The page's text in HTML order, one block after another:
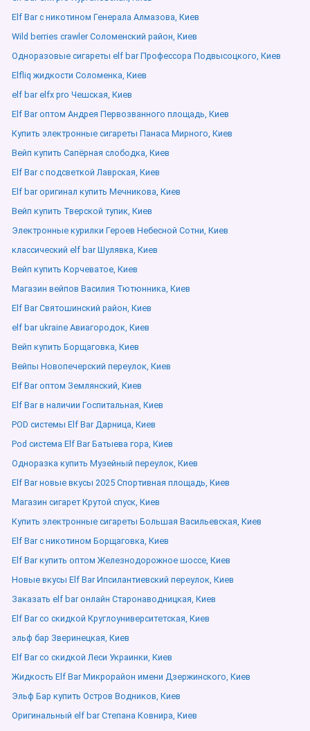
Elf Bar с никотином Генерала Алмазова, Киев
Wild berries crawler Соломенский район, Киев
Одноразовые сигареты elf bar Профессора Подвысоцкого, Киев
Elfliq жидкости Соломенка, Киев
elf bar elfx pro Чешская, Киев
Elf Bar оптом Андрея Первозванного площадь, Киев
Купить электронные сигареты Панаса Мирного, Киев
Вейп купить Сапёрная слободка, Киев
Elf Bar с подсветкой Лаврская, Киев
Elf bar оригинал купить Мечникова, Киев
Вейп купить Тверской тупик, Киев
Электронные курилки Героев Небесной Сотни, Киев
классический elf bar Шулявка, Киев
Вейп купить Корчеватое, Киев
Магазин вейпов Василия Тютюнника, Киев
Elf Bar Святошинский район, Киев
elf bar ukraine Авиагородок, Киев
Вейп купить Борщаговка, Киев
Вейпы Новопечерский переулок, Киев
Elf Bar оптом Землянский, Киев
Elf Bar в наличии Госпитальная, Киев
POD системы Elf Bar Дарница, Киев
Pod система Elf Bar Батыева гора, Киев
Одноразка купить Музейный переулок, Киев
Elf Bar новые вкусы 2025 Спортивная площадь, Киев
Магазин сигарет Крутой спуск, Киев
Купить электронные сигареты Большая Васильевская, Киев
Elf Bar с никотином Борщаговка, Киев
Elf Bar купить оптом Железнодорожное шоссе, Киев
Новые вкусы Elf Bar Ипсилантиевский переулок, Киев
Заказать elf bar онлайн Старонаводницкая, Киев
Elf Bar со скидкой Круглоуниверситетская, Киев
эльф бар Зверинецкая, Киев
Elf Bar со скидкой Леси Украинки, Киев
Жидкость Elf Bar Микрорайон имени Дзержинского, Киев
Эльф Бар купить Остров Водников, Киев
Оригинальный elf bar Степана Ковнира, Киев